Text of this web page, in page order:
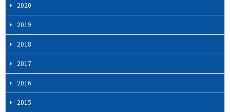
2020
2019
2018
2017
2016
2015